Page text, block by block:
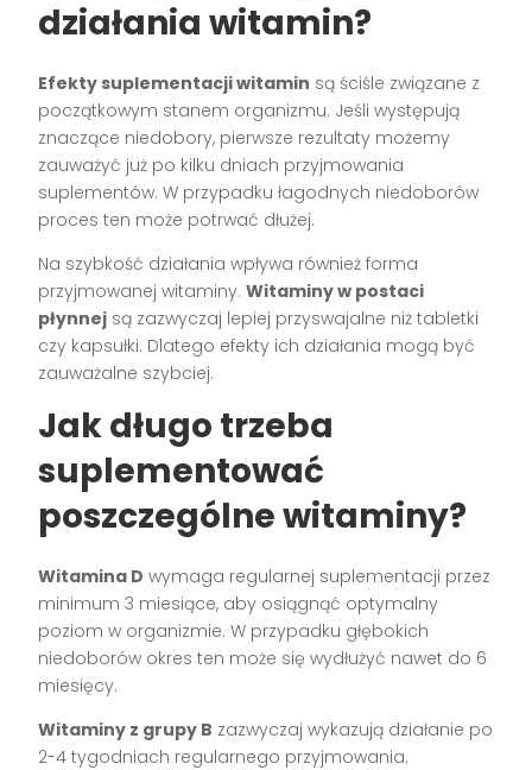
działania witamin?
Efekty suplementacji witamin są ściśle związane z
początkowym stanem organizmu. Jeśli występują
znaczące niedobory, pierwsze rezultaty możemy
zauważyć już po kilku dniach przyjmowania
suplementów. W przypadku łagodnych niedoborów
proces ten może potrwać dłużej.
Na szybkość działania wpływa również forma
przyjmowanej witaminy.Witaminy w postaci
płynnej są zazwyczaj lepiej przyswajalne niż tabletki
czy kapsułki. Dlatego efekty ich działania mogą być
zauważalne szybciej.
Jak długo trzeba
suplementować
poszczególne witaminy?
Witamina D wymaga regularnej suplementacji przez
minimum 3 miesiące, aby osiągnąć optymalny
poziom w organizmie. W przypadku głębokich
niedoborów okres ten może się wydłużyć nawet do 6
miesięcy.
Witaminy z grupy B zazwyczaj wykazują działanie po
2-4 tygodniach regularnego przyjmowania.